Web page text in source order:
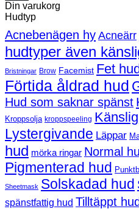
Din varukorg
Hudtyp
Acnebenägen hy Acneärr
hudtyper även
Bristningar Brow Facemist Fet
Förtida åldrad hud
Hud som saknar spänst
Kroppsolja kroppspeeling
Lystergivande Läppar
hud mörka ringar Normal
Pigmenterad hud
Sheetmask Solskadad hud
spänstfattig hud Tilltäppt hud